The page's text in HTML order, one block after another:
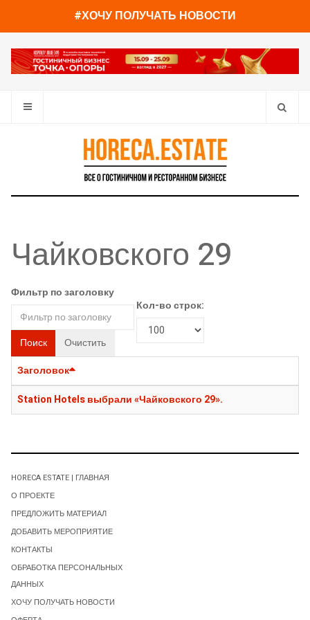
#ХОЧУ ПОЛУЧАТЬ НОВОСТИ
Чайковского 29
Фильтр по заголовку
Поиск Очистить
Кол-во строк:
Заголовок
Station Hotels выбрали «Чайковского 29».
HORECA ESTATE | ГЛАВНАЯ
О ПРОЕКТЕ
ПРЕДЛОЖИТЬ МАТЕРИАЛ
ДОБАВИТЬ МЕРОПРИЯТИЕ
КОНТАКТЫ
ОБРАБОТКА ПЕРСОНАЛЬНЫХ
ДАННЫХ
ХОЧУ ПОЛУЧАТЬ НОВОСТИ